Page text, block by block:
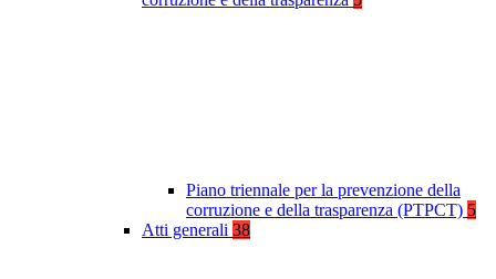
Piano triennale per la prevenzione della
corruzione e della trasparenza (PTPCT) 5
Atti generali 38